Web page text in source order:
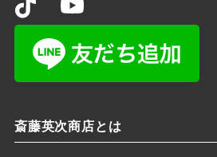
斎藤英次商店とは